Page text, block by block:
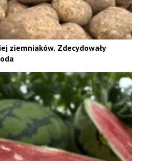
ziemniaków. Zdecydowały